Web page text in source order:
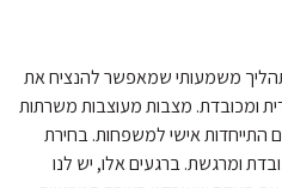
תהליך משמעותי שמאפשר להנציח את
ומכובדת. מצבות מעוצבות משרתות
אישי למשפחות. בחירת
ומרגשת. ברגעים אלו, יש לנו